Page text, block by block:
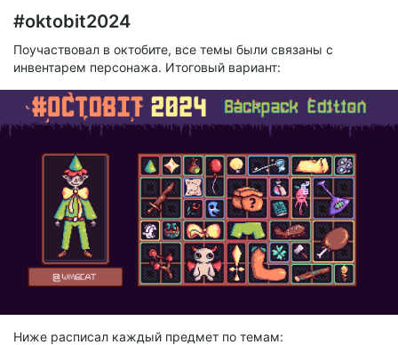
#oktobit2024
Поучаствовал в октобите, все темы были связаны с
инвентарем персонажа. Итоговый вариант:
Ниже расписал каждый предмет по темам: